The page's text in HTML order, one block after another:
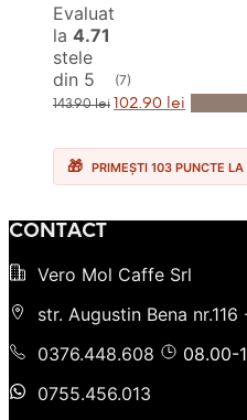
Evaluat
la 4.71
stele
din 5
(7)
143.90lei Prețul
inițial
fost:
143.90 lei.
102.90 lei Prețul
curent
102.90 lei.
PRIMEȘTI 103 PUNCTE
CONTACT
Vero Mol Caffe Srl
str. Augustin Bena
0376.448.608
08.00-
0755.456.013